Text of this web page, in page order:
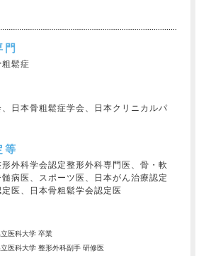
門
鬆症
日本骨粗鬆症学会、日本クリニカルパ
等
外科学会認定整形外科専門医、骨・軟
病医、スポーツ医、日本がん治療認定
医、日本骨粗鬆学会認定医
医科大学 卒業
医科大学 整形外科副手 研修医